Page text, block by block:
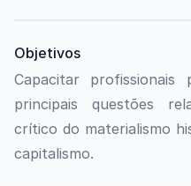
Objetivos
Capacitar
principais questões
crítico do materialismo
capitalismo.